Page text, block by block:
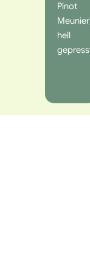
Pinot
hell